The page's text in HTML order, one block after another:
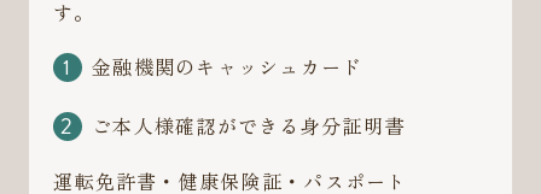
す。
金融機関のキャッシュカード
ご本人様確認ができる身分証明書
運転免許書・健康保険証・パスポート